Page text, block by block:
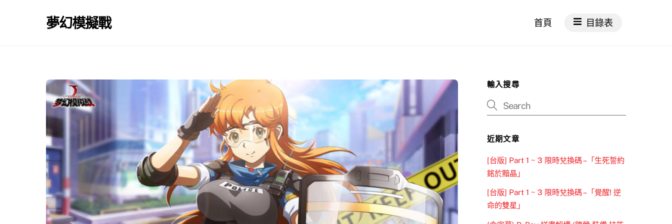
夢幻模擬戰 首頁 目錄表
輸入搜尋
近期文章
[台版] Part 1 ~ 3 限時兌換碼 –「生死誓約
銘於黯晶」
[台版] Part 1 ~ 3 限時兌換碼 –「覺醒! 逆
命的雙星」